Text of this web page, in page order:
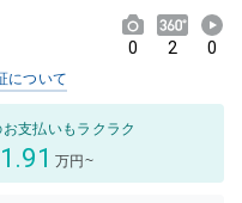
0 2 0
について
支払いもラクラク
1.91 万円~